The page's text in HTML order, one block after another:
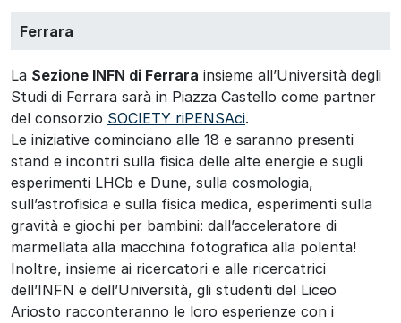
Ferrara
La Sezione INFN di Ferrara insieme all’Università degli
Studi di Ferrara sarà in Piazza Castello come partner
del consorzio SOCIETY riPENSAci.
Le iniziative cominciano alle 18 e saranno presenti
stand e incontri sulla fisica delle alte energie e sugli
esperimenti LHCb e Dune, sulla cosmologia,
sull’astrofisica e sulla fisica medica, esperimenti sulla
gravità e giochi per bambini: dall’acceleratore di
marmellata alla macchina fotografica alla polenta!
Inoltre, insieme ai ricercatori e alle ricercatrici
dell’INFN e dell’Università, gli studenti del Liceo
Ariosto racconteranno le loro esperienze con i